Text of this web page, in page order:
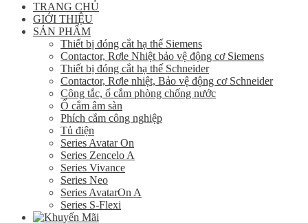
TRANG CHỦ
GIỚI THIỆU
SẢN PHẨM
Thiết bị đóng cắt hạ thế Siemens
Contactor, Rơle Nhiệt bảo vệ động cơ Siemens
Thiết bị đóng cắt hạ thế Schneider
Contactor, Rơle nhiệt, Bảo vệ động cơ Schneider
Công tắc, ổ cắm phòng chống nước
Ổ cắm âm sàn
Phích cắm công nghiệp
Tủ điện
Series Avatar On
Series Zencelo A
Series Vivance
Series Neo
Series AvatarOn A
Series S-Flexi